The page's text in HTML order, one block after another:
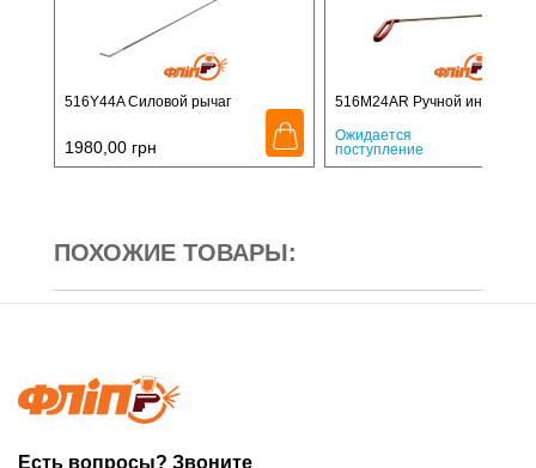
516Y44A Силовой рычаг
1980,00 грн
516M24AR Ручной
Ожидается
поступление
ПОХОЖИЕ ТОВАРЫ:
Есть вопросы? Звоните